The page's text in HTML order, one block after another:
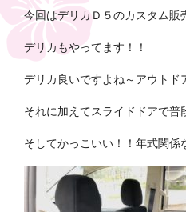
今回はデリカＤ５のカスタム販
デリカもやってます！！
デリカ良いですよね～アウトド
それに加えてスライドドアで普
そしてかっこいい！！年式関係